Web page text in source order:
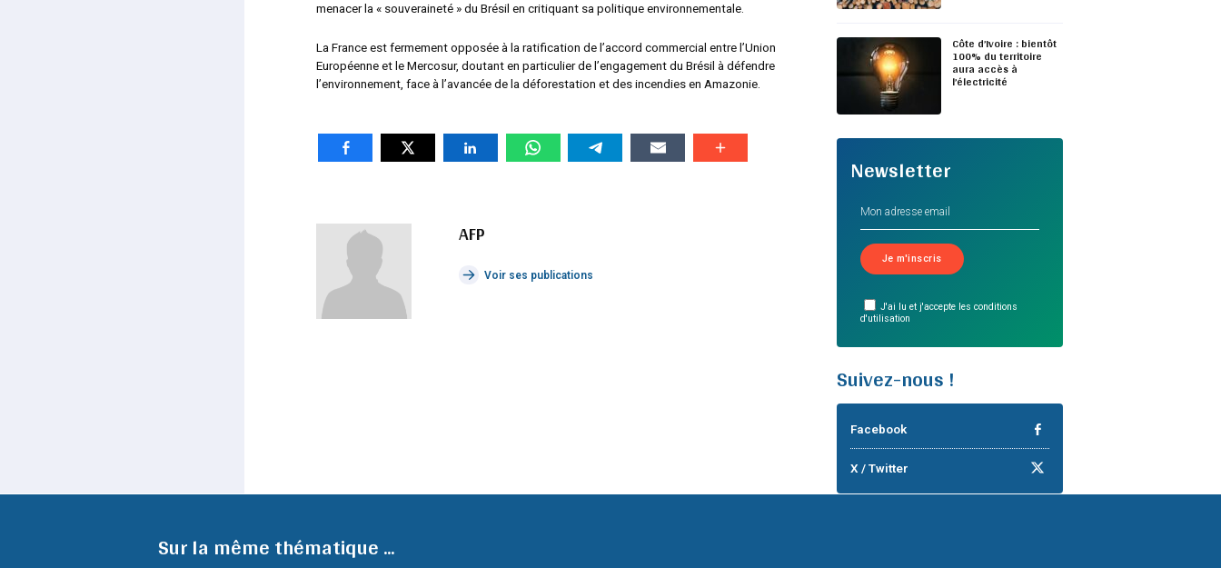
menacer la « souveraineté » du Brésil en critiquant sa politique environnementale.
La France est fermement opposée à la ratification de l’accord commercial entre l’Union
Européenne et le Mercosur, doutant en particulier de l’engagement du Brésil à défendre
l’environnement, face à l’avancée de la déforestation et des incendies en Amazonie.
AFP
Voir ses publications
Côte d’Ivoire : bientôt
100% du territoire
aura accès à
l’électricité
Newsletter
J'ai lu et j'accepte les conditions
d'utilisation
Suivez-nous !
Facebook
X / Twitter
Sur la même thématique ...